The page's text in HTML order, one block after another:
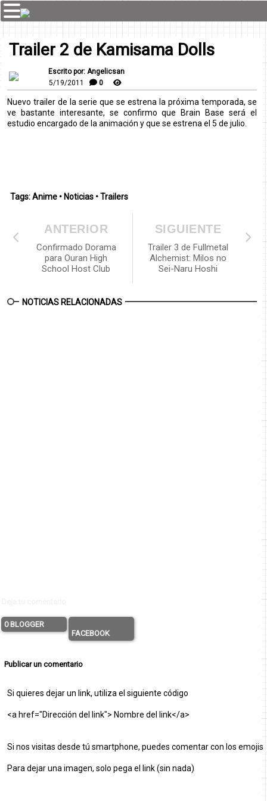
Trailer 2 de Kamisama Dolls
Escrito por: Angelicsan
5/19/2011
0
Nuevo trailer de la serie que se estrena la próxima temporada, se
ve bastante interesante, se confirmo que Brain Base será el
estudio encargado de la animación y que se estrena el 5 de julio.
Tags:Anime • Noticias •Trailers
SIGUIENTE
Trailer 3 de Fullmetal
Alchemist: Milos no
Sei-Naru Hoshi
ANTERIOR
Confirmado Dorama
para Ouran High
School Host Club
NOTICIAS RELACIONADAS
0 BLOGGER
FACEBOOK
Publicar un comentario
Si quieres dejar un link, utiliza el siguiente código
<a href="Dirección del link"> Nombre del link</a>
Si nos visitas desde tú smartphone, puedes comentar con los emojis
Para dejar una imagen, solo pega el link (sin nada)